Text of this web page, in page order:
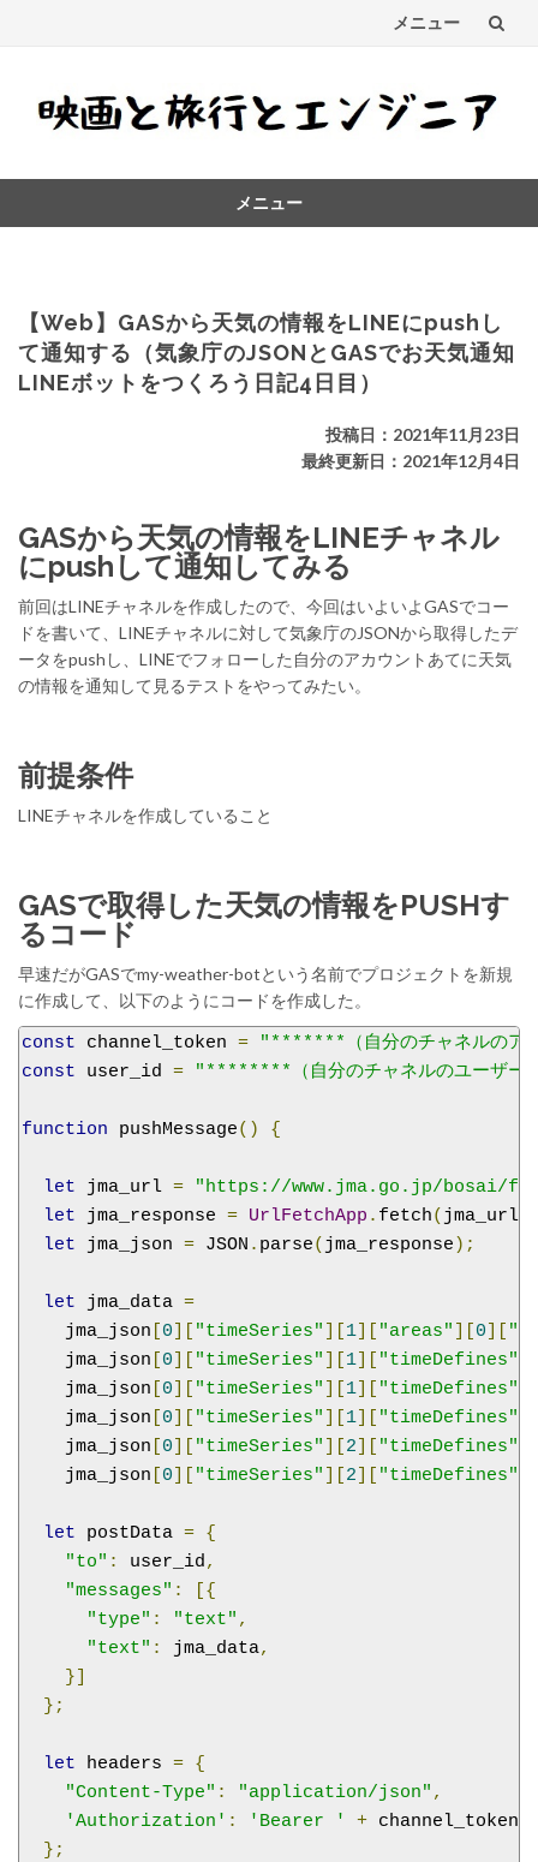
メニュー
ス
キ
メニュー
【Web】GASから天気の情報をLINEにpushし
て通知する（気象庁のJSONとGASでお天気通知
LINEボットをつくろう日記4日目）
投稿日：2021年11月23日
最終更新日：2021年12月4日
GASから天気の情報をLINEチャネル
にpushして通知してみる
前回はLINEチャネルを作成したので、今回はいよいよGASでコー
ドを書いて、LINEチャネルに対して気象庁のJSONから取得したデ
ータをpushし、LINEでフォローした自分のアカウントあてに天気
の情報を通知して見るテストをやってみたい。
前提条件
LINEチャネルを作成していること
GASで取得した天気の情報をPUSHす
るコード
早速だがGASでmy-weather-botという名前でプロジェクトを新規
に作成して、以下のようにコードを作成した。
const channel_token =
"*******（自分のチャネルのア
const user_id = "********（自分のチャネルのユーザー
function pushMessage() {
let jma_url =
"https://www.jma.go.jp/bosai/
let jma_response = UrlFetchApp . fetch( jma_url
let jma_json = JSON . parse( jma_response );
let jma_data =
    jma_json
0 "timeSeries" 1 "areas" 0
    jma_json
0 "timeSeries" 1 "timeDefines"
    jma_json
0 "timeSeries" 1 "timeDefines"
    jma_json
0 "timeSeries" 1 "timeDefines"
    jma_json
0 "timeSeries" 2 "timeDefines"
    jma_json
0 "timeSeries" 2 "timeDefines"
let postData = {
"to" : user_id,
"messages" :
[{
"type" : "text" ,
"text" : jma_data,
}]
};
let headers = {
"Content-Type" : "application/json" ,
'Authorization' : 'Bearer ' + channel_token
};